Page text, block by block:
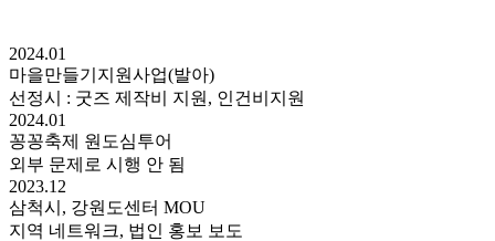
2024.01
마을만들기지원사업(발아)
선정시 : 굿즈 제작비 지원, 인건비지원
2024.01
꽁꽁축제 원도심투어
외부 문제로 시행 안 됨
2023.12
삼척시, 강원도센터 MOU
지역 네트워크, 법인 홍보 보도